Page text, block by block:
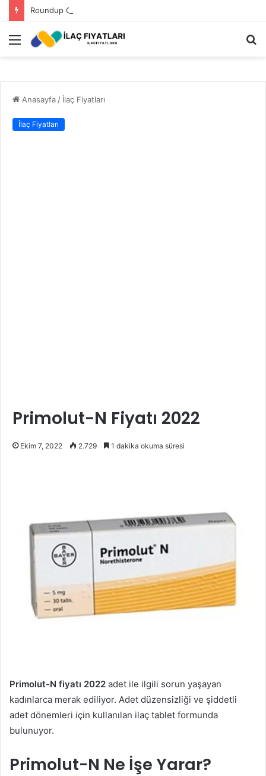
Roundup Ot İlacı Fiyatı 2023
Menü
Anasayfa/ İlaç Fiyatları
İlaç Fiyatları
Primolut-N Fiyatı 2022
Ekim 7, 2022 2.729 1 dakika okuma süresi
Primolut-N fiyatı 2022 adet ile ilgili sorun yaşayan
kadınlarca merak ediliyor. Adet düzensizliği ve şiddetli
adet dönemleri için kullanılan ilaç tablet formunda
bulunuyor.
Primolut-N Ne İşe Yarar?